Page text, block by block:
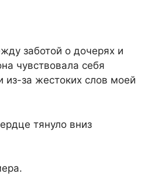
заботой о дочерях и
чувствовала себя
из-за жестоких слов моей
тянуло вниз